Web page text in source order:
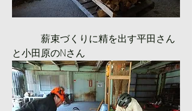
薪束づくりに精を出す平田さん
と小田原のNさん